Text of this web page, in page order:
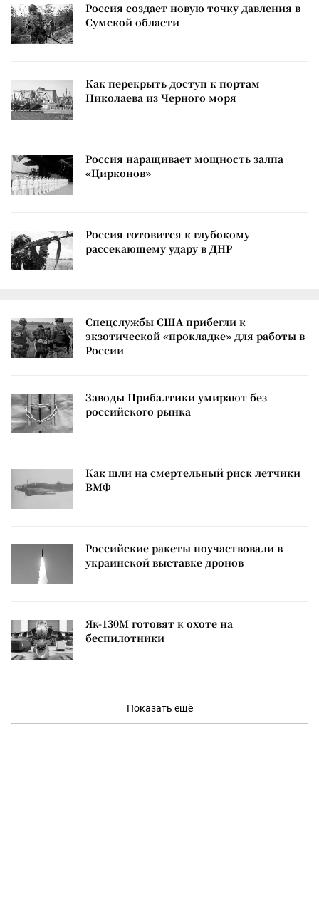
Россия создает новую точку давления в
Сумской области
Как перекрыть доступ к портам
Николаева из Черного моря
Россия наращивает мощность залпа
«Цирконов»
Россия готовится к глубокому
рассекающему удару в ДНР
Спецслужбы США прибегли к
экзотической «прокладке» для работы в
России
Заводы Прибалтики умирают без
российского рынка
Как шли на смертельный риск летчики
ВМФ
Российские ракеты поучаствовали в
украинской выставке дронов
Як-130М готовят к охоте на
беспилотники
Показать ещё